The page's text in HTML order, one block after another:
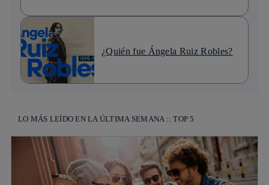
¿Quién fue Ángela Ruiz Robles?
LO MÁS LEÍDO EN LA ÚLTIMA SEMANA :: TOP 5